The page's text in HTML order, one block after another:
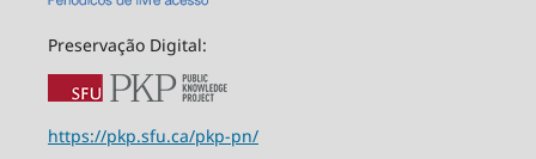
Preservação Digital:
https://pkp.sfu.ca/pkp-pn/